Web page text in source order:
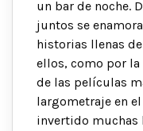
un bar de noche.
juntos se
historias llenas
ellos, como por
de las películas
largometraje en
invertido muchas